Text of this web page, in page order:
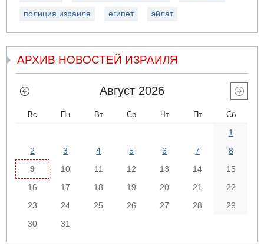
полиция израиля египет эйлат
АРХИВ НОВОСТЕЙ ИЗРАИЛЯ
Август 2026
Вс Пн Вт Ср Чт Пт Сб
1
2
3 4 5 6 7
8
9
10 11 12 13 14
15
16
17 18 19 20 21
22
23
24 25 26 27 28
29
30
31